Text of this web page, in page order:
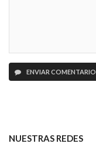
ENVIAR COMENTARIO
NUESTRAS REDES